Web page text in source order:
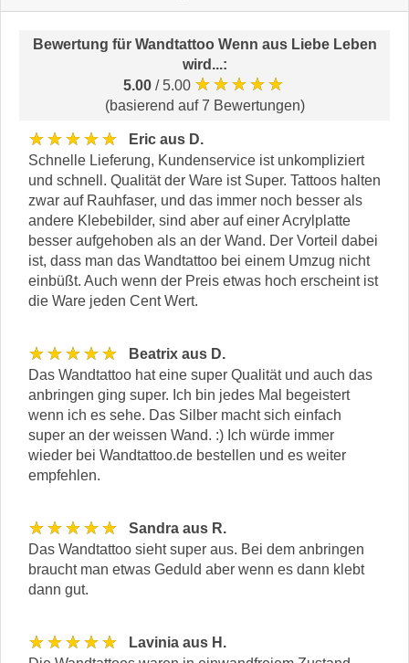
Bewertung für Wandtattoo Wenn aus Liebe Leben
wird...:
5.00 / 5.00 ★★★★★
(basierend auf 7 Bewertungen)
★★★★★
Eric aus D.
Schnelle Lieferung, Kundenservice ist unkompliziert
und schnell. Qualität der Ware ist Super. Tattoos halten
zwar auf Rauhfaser, und das immer noch besser als
andere Klebebilder, sind aber auf einer Acrylplatte
besser aufgehoben als an der Wand. Der Vorteil dabei
ist, dass man das Wandtattoo bei einem Umzug nicht
einbüßt. Auch wenn der Preis etwas hoch erscheint ist
die Ware jeden Cent Wert.
★★★★★
Beatrix aus D.
Das Wandtattoo hat eine super Qualität und auch das
anbringen ging super. Ich bin jedes Mal begeistert
wenn ich es sehe. Das Silber macht sich einfach
super an der weissen Wand. :) Ich würde immer
wieder bei Wandtattoo.de bestellen und es weiter
empfehlen.
★★★★★
Sandra aus R.
Das Wandtattoo sieht super aus. Bei dem anbringen
braucht man etwas Geduld aber wenn es dann klebt
dann gut.
★★★★★
Lavinia aus H.